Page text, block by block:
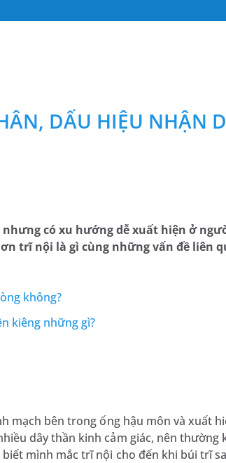
DẤU HIỆU NHẬN
có xu hướng dễ xuất hiện ở
trĩ nội là gì cùng những vấn đề liên
không?
kiêng những gì?
mạch bên trong ống hậu môn và xuất
dây thần kinh cảm giác, nên thường
mình mắc trĩ nội cho đến khi búi trĩ